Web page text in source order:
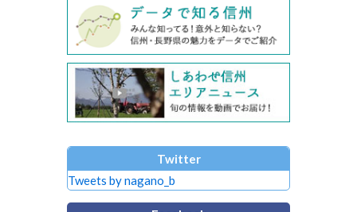
Twitter
Tweets by nagano_b